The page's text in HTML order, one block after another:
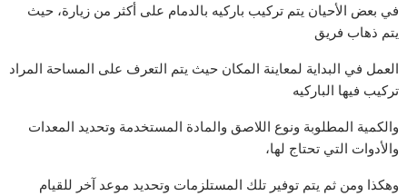
في بعض الأحيان يتم تركيب باركيه بالدمام على أكثر من زيارة، حيث
يتم ذهاب فريق
العمل في البداية لمعاينة المكان حيث يتم التعرف على المساحة المراد
تركيب فيها الباركيه
والكمية المطلوبة ونوع اللاصق والمادة المستخدمة وتحديد المعدات
والأدوات التي تحتاج لها،
وهكذا ومن ثم يتم توفير تلك المستلزمات وتحديد موعد آخر للقيام